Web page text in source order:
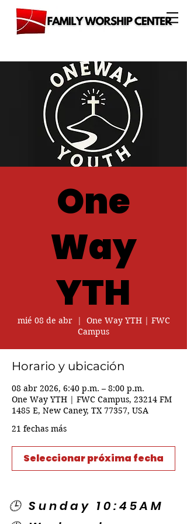
One
Way
YTH
mié 08 de abr
  |
One Way YTH | FWC
Campus
Horario y ubicación
08 abr 2026, 6:40 p.m. – 8:00 p.m.
One Way YTH | FWC Campus, 23214 FM
1485 E, New Caney, TX 77357, USA
21 fechas más
Seleccionar próxima fecha
🕒 Sunday 10:45AM